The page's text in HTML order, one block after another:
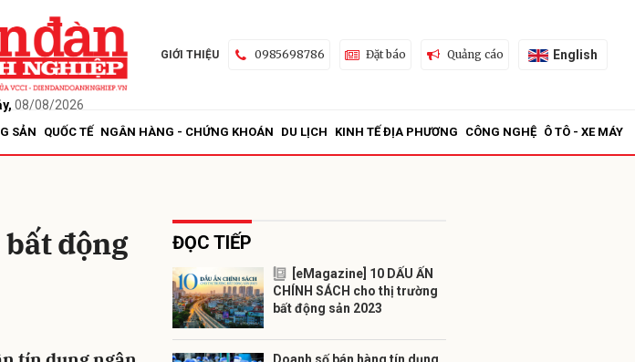
08/08/2026
GIỚI THIỆU 0985698786 Đặt báo Quảng cáo English
SẢN QUỐC TẾ NGÂN HÀNG - CHỨNG KHOÁN DU LỊCH KINH TẾ ĐỊA PHƯƠNG CÔNG NGHỆ Ô TÔ - XE MÁY
động
ĐỌC TIẾP
[eMagazine] 10 DẤU ẤN
CHÍNH SÁCH cho thị trường
bất động sản 2023
Gửi